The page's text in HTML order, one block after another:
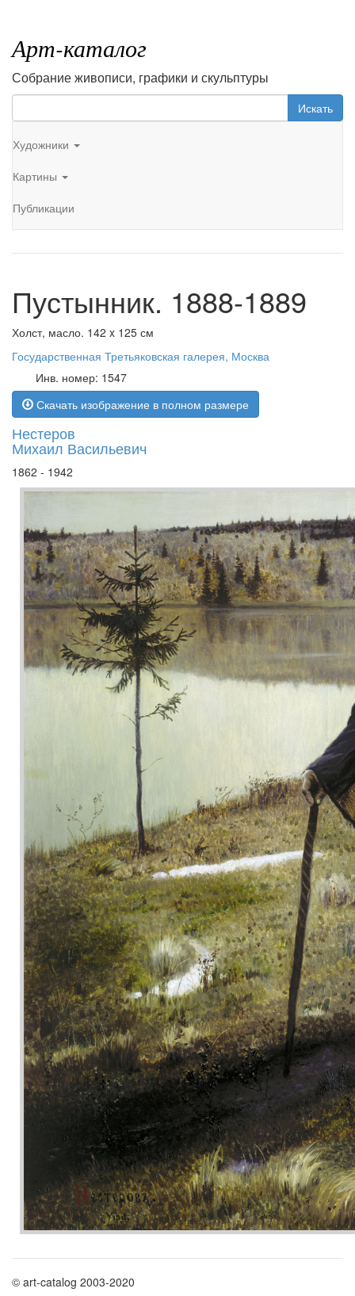
Арт-каталог
Собрание живописи, графики и скульптуры
Искать
Художники
Картины
Публикации
Пустынник. 1888-1889
Холст, масло. 142 x 125 см
Государственная Третьяковская галерея, Москва
Инв. номер: 1547
Скачать изображение в полном размере
Нестеров
Михаил Васильевич
1862 - 1942
© art-catalog 2003-2020